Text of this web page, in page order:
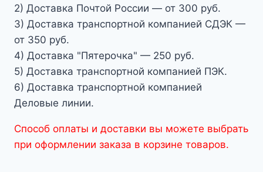
2) Доставка Почтой России — от 300 руб.
3) Доставка транспортной компанией СДЭК —
от 350 руб.
4) Доставка "Пятерочка" — 250 руб.
5) Доставка транспортной компанией ПЭК.
6) Доставка транспортной компанией
Деловые линии.
Способ оплаты и доставки вы можете выбрать
при оформлении заказа в корзине товаров.